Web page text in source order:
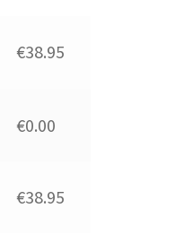
€38.95
€0.00
€38.95